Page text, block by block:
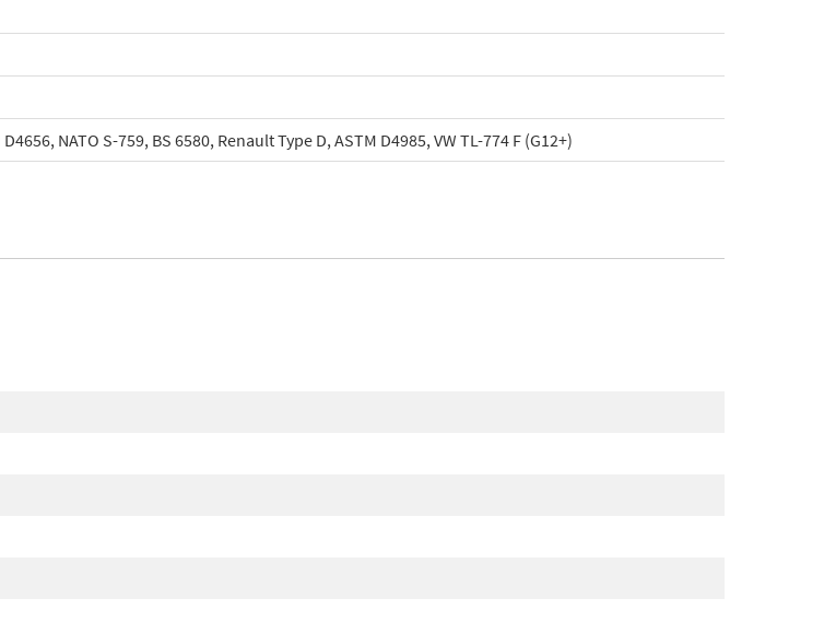
NATO S-759, BS 6580, Renault Type D, ASTM D4985, VW TL-774 F (G12+)